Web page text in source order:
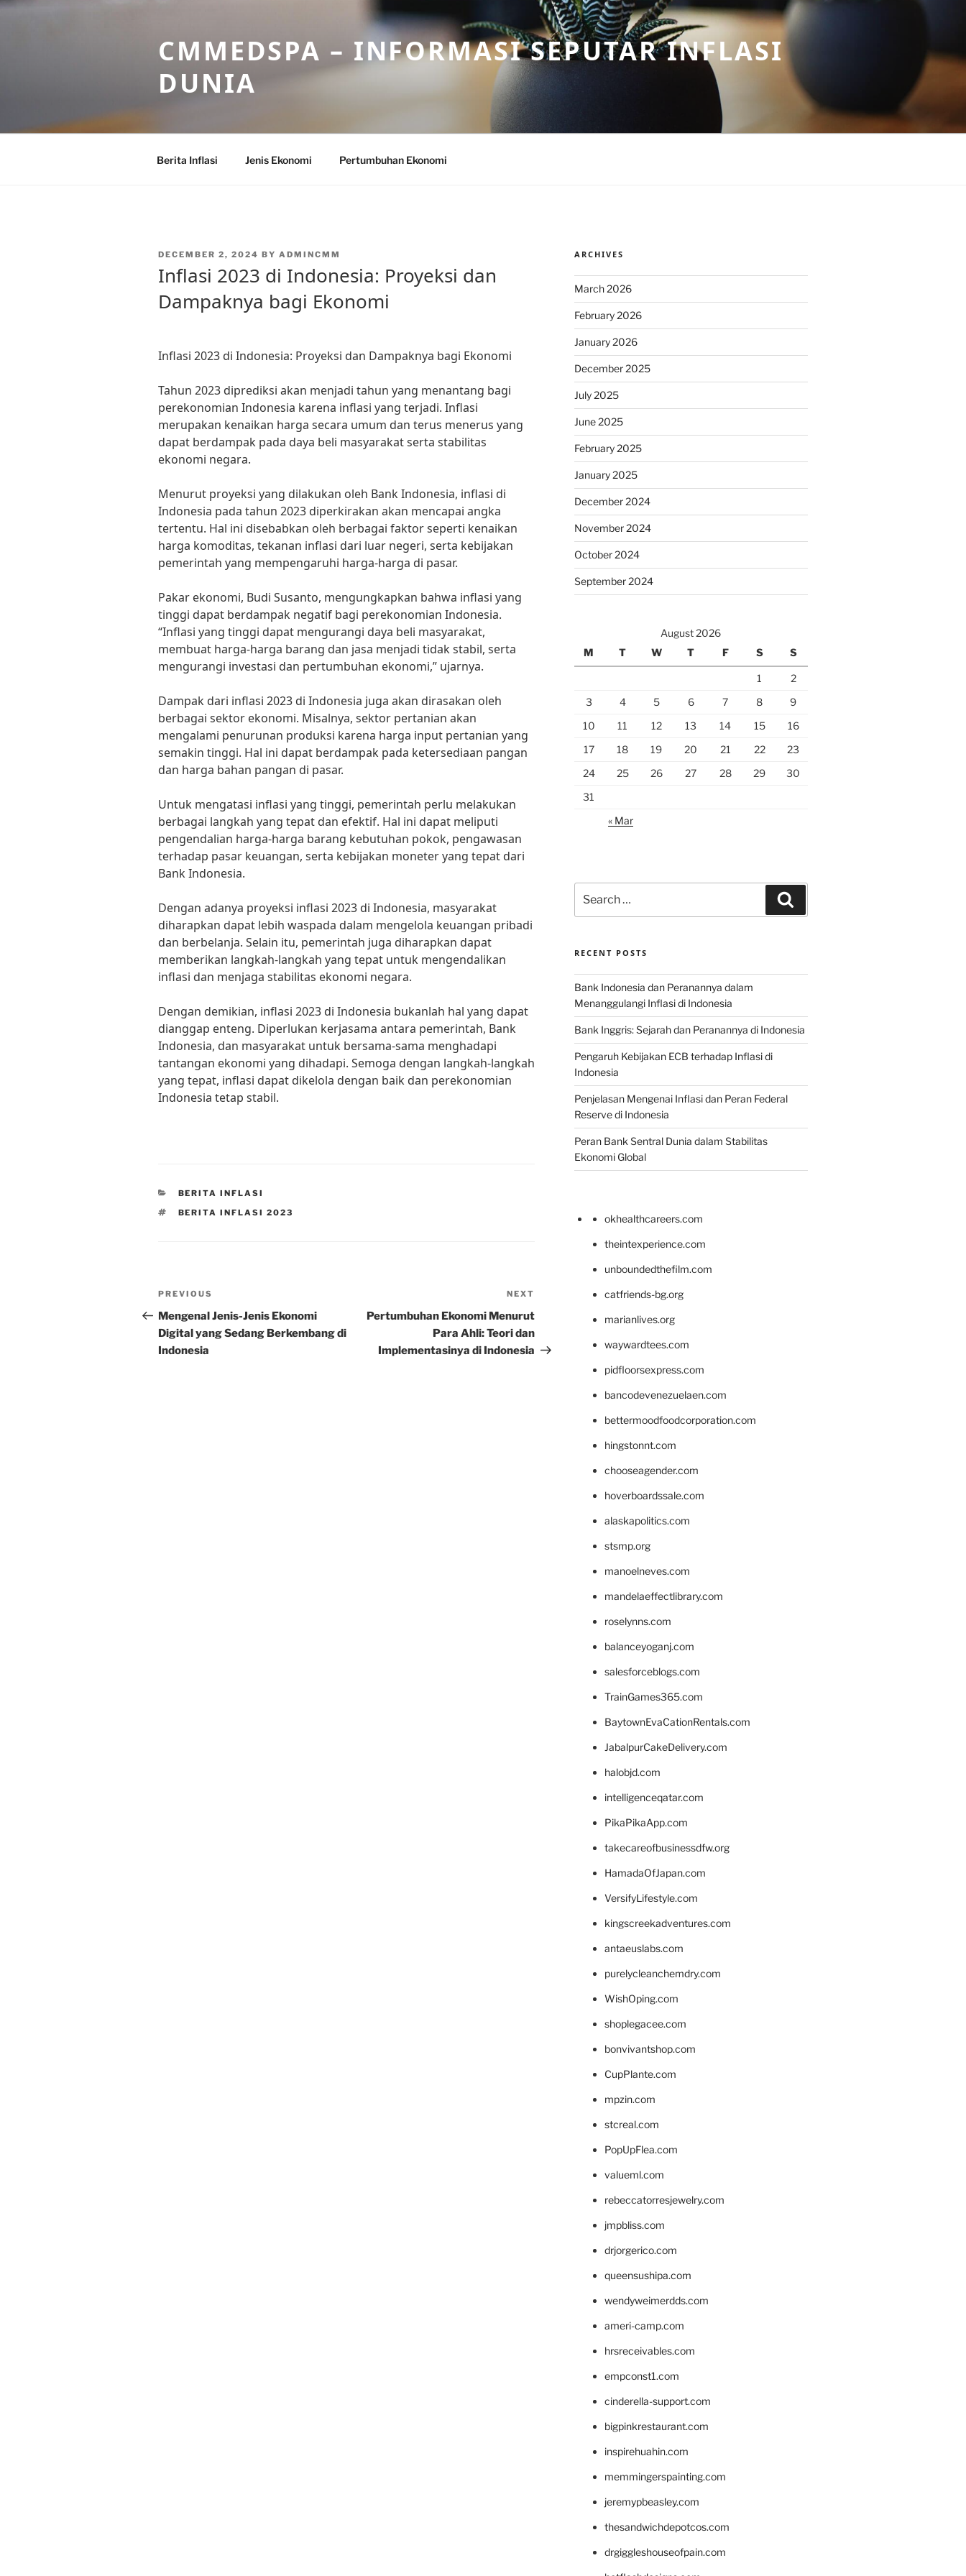
Skip
CMMEDSPA – INFORMASI SEPUTAR INFLASI
DUNIA
Berita Inflasi Jenis Ekonomi Pertumbuhan Ekonomi
POSTED
DECEMBER 2, 2024 BY ADMINCMM
Inflasi 2023 di Indonesia: Proyeksi dan
Dampaknya bagi Ekonomi
Inflasi 2023 di Indonesia: Proyeksi dan Dampaknya bagi Ekonomi
Tahun 2023 diprediksi akan menjadi tahun yang menantang bagi
perekonomian Indonesia karena inflasi yang terjadi. Inflasi
merupakan kenaikan harga secara umum dan terus menerus yang
dapat berdampak pada daya beli masyarakat serta stabilitas
ekonomi negara.
Menurut proyeksi yang dilakukan oleh Bank Indonesia, inflasi di
Indonesia pada tahun 2023 diperkirakan akan mencapai angka
tertentu. Hal ini disebabkan oleh berbagai faktor seperti kenaikan
harga komoditas, tekanan inflasi dari luar negeri, serta kebijakan
pemerintah yang mempengaruhi harga-harga di pasar.
Pakar ekonomi, Budi Susanto, mengungkapkan bahwa inflasi yang
tinggi dapat berdampak negatif bagi perekonomian Indonesia.
“Inflasi yang tinggi dapat mengurangi daya beli masyarakat,
membuat harga-harga barang dan jasa menjadi tidak stabil, serta
mengurangi investasi dan pertumbuhan ekonomi,” ujarnya.
Dampak dari inflasi 2023 di Indonesia juga akan dirasakan oleh
berbagai sektor ekonomi. Misalnya, sektor pertanian akan
mengalami penurunan produksi karena harga input pertanian yang
semakin tinggi. Hal ini dapat berdampak pada ketersediaan pangan
dan harga bahan pangan di pasar.
Untuk mengatasi inflasi yang tinggi, pemerintah perlu melakukan
berbagai langkah yang tepat dan efektif. Hal ini dapat meliputi
pengendalian harga-harga barang kebutuhan pokok, pengawasan
terhadap pasar keuangan, serta kebijakan moneter yang tepat dari
Bank Indonesia.
Dengan adanya proyeksi inflasi 2023 di Indonesia, masyarakat
diharapkan dapat lebih waspada dalam mengelola keuangan pribadi
dan berbelanja. Selain itu, pemerintah juga diharapkan dapat
memberikan langkah-langkah yang tepat untuk mengendalikan
inflasi dan menjaga stabilitas ekonomi negara.
Dengan demikian, inflasi 2023 di Indonesia bukanlah hal yang dapat
dianggap enteng. Diperlukan kerjasama antara pemerintah, Bank
Indonesia, dan masyarakat untuk bersama-sama menghadapi
tantangan ekonomi yang dihadapi. Semoga dengan langkah-langkah
yang tepat, inflasi dapat dikelola dengan baik dan perekonomian
Indonesia tetap stabil.
CATEGORIES
BERITA INFLASI
TAGS
BERITA INFLASI 2023
Post
navigation
Previous
Post
PREVIOUS
Mengenal Jenis-Jenis Ekonomi
Digital yang Sedang Berkembang di
Indonesia
Post
NEXT
Pertumbuhan Ekonomi Menurut
Para Ahli: Teori dan
Implementasinya di Indonesia
ARCHIVES
March 2026
February 2026
January 2026
December 2025
July 2025
June 2025
February 2025
January 2025
December 2024
November 2024
October 2024
September 2024
August 2026
M
T W T F S S
1
2
3
4 5 6 7 8
9
10
11 12 13 14 15
16
17
18 19 20 21 22
23
24
25 26 27 28 29
30
31
« Mar
for:
RECENT POSTS
Bank Indonesia dan Peranannya dalam
Menanggulangi Inflasi di Indonesia
Bank Inggris: Sejarah dan Peranannya di Indonesia
Pengaruh Kebijakan ECB terhadap Inflasi di
Indonesia
Penjelasan Mengenai Inflasi dan Peran Federal
Reserve di Indonesia
Peran Bank Sentral Dunia dalam Stabilitas
Ekonomi Global
okhealthcareers.com
theintexperience.com
unboundedthefilm.com
catfriends-bg.org
marianlives.org
waywardtees.com
pidfloorsexpress.com
bancodevenezuelaen.com
bettermoodfoodcorporation.com
hingstonnt.com
chooseagender.com
hoverboardssale.com
alaskapolitics.com
stsmp.org
manoelneves.com
mandelaeffectlibrary.com
roselynns.com
balanceyoganj.com
salesforceblogs.com
TrainGames365.com
BaytownEvaCationRentals.com
JabalpurCakeDelivery.com
halobjd.com
intelligenceqatar.com
PikaPikaApp.com
takecareofbusinessdfw.org
HamadaOfJapan.com
VersifyLifestyle.com
kingscreekadventures.com
antaeuslabs.com
purelycleanchemdry.com
WishOping.com
shoplegacee.com
bonvivantshop.com
CupPlante.com
mpzin.com
stcreal.com
PopUpFlea.com
valueml.com
rebeccatorresjewelry.com
jmpbliss.com
drjorgerico.com
queensushipa.com
wendyweimerdds.com
ameri-camp.com
hrsreceivables.com
empconst1.com
cinderella-support.com
bigpinkrestaurant.com
inspirehuahin.com
memmingerspainting.com
jeremypbeasley.com
thesandwichdepotcos.com
drgiggleshouseofpain.com